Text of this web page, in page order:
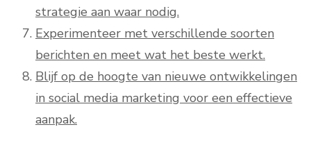
strategie aan waar nodig.
Experimenteer met verschillende soorten
berichten en meet wat het beste werkt.
Blijf op de hoogte van nieuwe ontwikkelingen
in social media marketing voor een effectieve
aanpak.